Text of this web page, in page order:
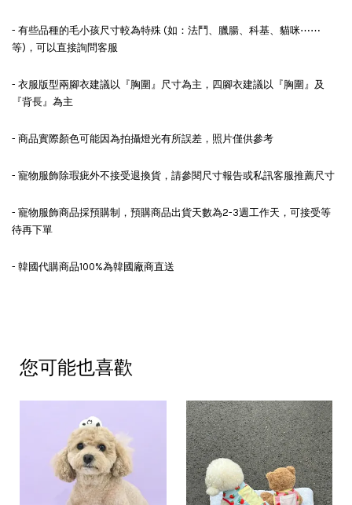
- 有些品種的毛小孩尺寸較為特殊 (如：法鬥、臘腸、科基、貓咪⋯⋯
等)，可以直接詢問客服
- 衣服版型兩腳衣建議以『胸圍』尺寸為主，四腳衣建議以『胸圍』及
『背長』為主
- 商品實際顏色可能因為拍攝燈光有所誤差，照片僅供參考
- 寵物服飾除瑕疵外不接受退換貨，請參閱尺寸報告或私訊客服推薦尺寸
- 寵物服飾商品採預購制，預購商品出貨天數為2-3週工作天，可接受等
待再下單
- 韓國代購商品100%為韓國廠商直送
您可能也喜歡